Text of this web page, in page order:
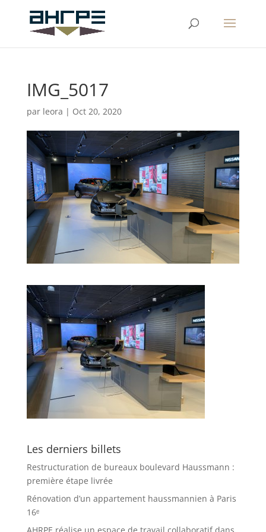
IMG_5017
par leora | Oct 20, 2020
Les derniers billets
Restructuration de bureaux boulevard Haussmann :
première étape livrée
Rénovation d’un appartement haussmannien à Paris
16ᵉ